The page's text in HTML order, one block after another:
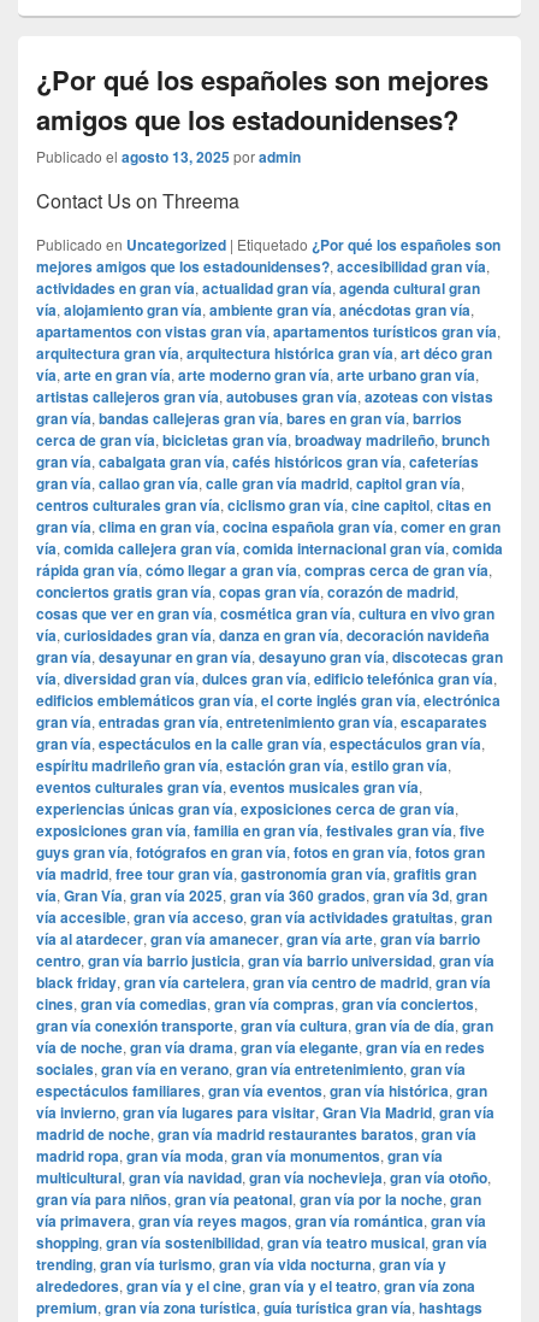
¿Por qué los españoles son mejores
amigos que los estadounidenses?
Publicado el agosto 13, 2025poradmin
Contact Us on Threema
Publicado en Uncategorized | Etiquetado ¿Por qué los españoles son
mejores amigos que los estadounidenses?, accesibilidad gran vía,
actividades en gran vía, actualidad gran vía, agenda cultural gran
vía, alojamiento gran vía, ambiente gran vía, anécdotas gran vía,
apartamentos con vistas gran vía, apartamentos turísticos gran vía,
arquitectura gran vía, arquitectura histórica gran vía, art déco gran
vía, arte en gran vía, arte moderno gran vía, arte urbano gran vía,
artistas callejeros gran vía, autobuses gran vía, azoteas con vistas
gran vía, bandas callejeras gran vía, bares en gran vía, barrios
cerca de gran vía, bicicletas gran vía, broadway madrileño, brunch
gran vía, cabalgata gran vía, cafés históricos gran vía, cafeterías
gran vía, callao gran vía, calle gran vía madrid, capitol gran vía,
centros culturales gran vía, ciclismo gran vía, cine capitol, citas en
gran vía, clima en gran vía, cocina española gran vía, comer en gran
vía, comida callejera gran vía, comida internacional gran vía, comida
rápida gran vía, cómo llegar a gran vía, compras cerca de gran vía,
conciertos gratis gran vía, copas gran vía, corazón de madrid,
cosas que ver en gran vía, cosmética gran vía, cultura en vivo gran
vía, curiosidades gran vía, danza en gran vía, decoración navideña
gran vía, desayunar en gran vía, desayuno gran vía, discotecas gran
vía, diversidad gran vía, dulces gran vía, edificio telefónica gran vía,
edificios emblemáticos gran vía, el corte inglés gran vía, electrónica
gran vía, entradas gran vía, entretenimiento gran vía, escaparates
gran vía, espectáculos en la calle gran vía, espectáculos gran vía,
espíritu madrileño gran vía, estación gran vía, estilo gran vía,
eventos culturales gran vía, eventos musicales gran vía,
experiencias únicas gran vía, exposiciones cerca de gran vía,
exposiciones gran vía, familia en gran vía, festivales gran vía, five
guys gran vía, fotógrafos en gran vía, fotos en gran vía, fotos gran
vía madrid, free tour gran vía, gastronomía gran vía, grafitis gran
vía, Gran Vía, gran vía 2025, gran vía 360 grados, gran vía 3d, gran
vía accesible, gran vía acceso, gran vía actividades gratuitas, gran
vía al atardecer, gran vía amanecer, gran vía arte, gran vía barrio
centro, gran vía barrio justicia, gran vía barrio universidad, gran vía
black friday, gran vía cartelera, gran vía centro de madrid, gran vía
cines, gran vía comedias, gran vía compras, gran vía conciertos,
gran vía conexión transporte, gran vía cultura, gran vía de día, gran
vía de noche, gran vía drama, gran vía elegante, gran vía en redes
sociales, gran vía en verano, gran vía entretenimiento, gran vía
espectáculos familiares, gran vía eventos, gran vía histórica, gran
vía invierno, gran vía lugares para visitar, ​​Gran Via Madrid, gran vía
madrid de noche, gran vía madrid restaurantes baratos, gran vía
madrid ropa, gran vía moda, gran vía monumentos, gran vía
multicultural, gran vía navidad, gran vía nochevieja, gran vía otoño,
gran vía para niños, gran vía peatonal, gran vía por la noche, gran
vía primavera, gran vía reyes magos, gran vía romántica, gran vía
shopping, gran vía sostenibilidad, gran vía teatro musical, gran vía
trending, gran vía turismo, gran vía vida nocturna, gran vía y
alrededores, gran vía y el cine, gran vía y el teatro, gran vía zona
premium, gran vía zona turística, guía turística gran vía, hashtags